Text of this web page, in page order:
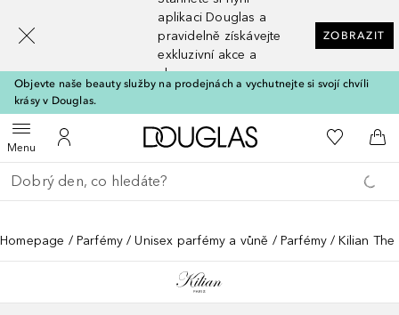
aplikaci Douglas a
pravidelně získávejte
exkluzivní akce a
slevy
ZOBRAZIT
Objevte naše beauty služby na prodejnách a vychutnejte si svojí chvíli
krásy v Douglas.
MenuOtevřít menuK mému účtu
Domů K mému
Do
Vraťte se
Proveďte vyhledávání
Homepage Parfémy Unisex parfémy a vůně Parfémy Kilian
[navigation.slideout.screenreader]